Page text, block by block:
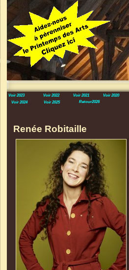
Renée Robitaille
Voir 2023 Voir 2022 Voir 2021 Voir 2020
Voir 2024
Voir 2025 Retour2026